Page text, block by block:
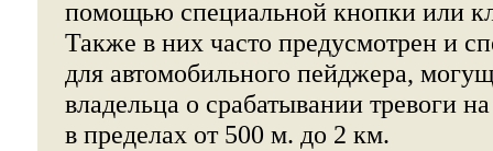
помощью специальной кнопки или
Также в них часто предусмотрен и
для автомобильного пейджера,
владельца о срабатывании тревоги
в пределах от 500 м. до 2 км.